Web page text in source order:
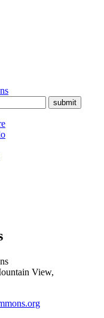
submit
View,